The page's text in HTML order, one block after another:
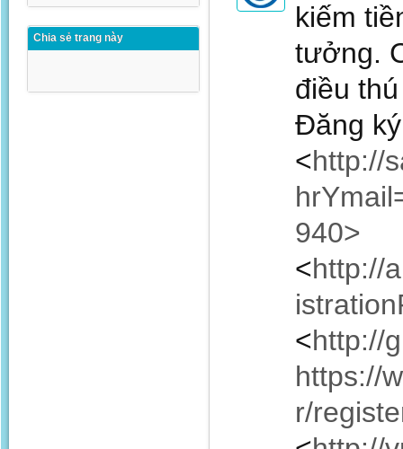
Chia sẻ trang này
kiếm
tưởng.
điều
Đăng
<http://
940>
<http://
<http://
https://
r/